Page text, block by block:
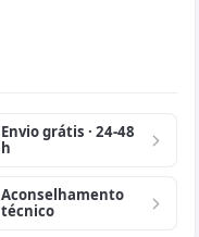
Envio grátis · 24-48
h
Aconselhamento
técnico